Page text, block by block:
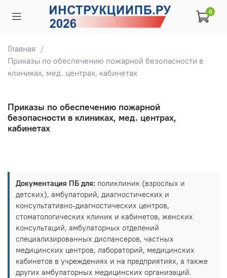
0
Главная
Приказы по обеспечению пожарной безопасности в
клиниках, мед. центрах, кабинетах
Приказы по обеспечению пожарной
безопасности в клиниках, мед. центрах,
кабинетах
Документация ПБ для: поликлиник (взрослых и
детских), амбулаторий, диагностических и
консультативно-диагностических центров,
стоматологических клиник и кабинетов, женских
консультаций, амбулаторных отделений
специализированных диспансеров, частных
медицинских центров, лабораторий, медицинских
кабинетов в учреждениях и на предприятиях, а также
других амбулаторных медицинских организаций.